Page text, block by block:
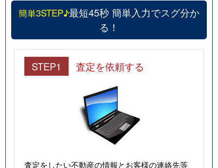
簡単3STEP♪最短45秒 簡単入力でスグ分か
る！
STEP1 査定を依頼する
査定をしたい不動産の情報とお客様の連絡先等